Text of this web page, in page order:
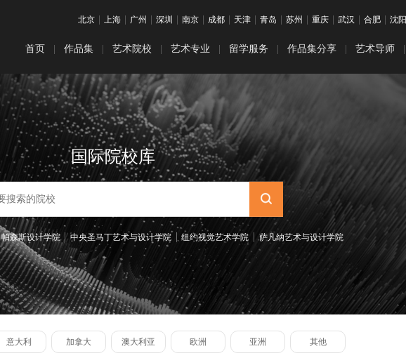
北京 上海 广州 深圳 南京 成都 天津 青岛 苏州 重庆 武汉 合肥 沈阳
首页 作品集
铸藤计划
课程体系
名校直通车
作品集培训
艺术留学申请
艺术院校
最新：本科院校排名
最新：研究生院校排名
皇家艺术学院
伦敦艺术大学
帕森斯设计学院
普瑞特艺术学院
爱丁堡艺术学院
加州艺术学院
伯明翰城市大学
艺术专业
热门：纯艺&插画
热门：建筑空间 热门：视觉传达
热门：工业设计 热门：交互设计
热门：数字媒体 热门：动画专业
热门：音乐专业
留学服务
英国艺术留学
美国艺术留学
日本艺术留学
韩国艺术留学
澳大利亚艺术留学
加拿大艺术留学
艺术留学文书
背景提升
大师培养计划
作品集分享 艺术导师
国际院校库
帕森斯设计学院 中央圣马丁艺术与设计学院 纽约视觉艺术学院 萨凡纳艺术与设计学院
意大利 加拿大 澳大利亚 欧洲 亚洲 其他